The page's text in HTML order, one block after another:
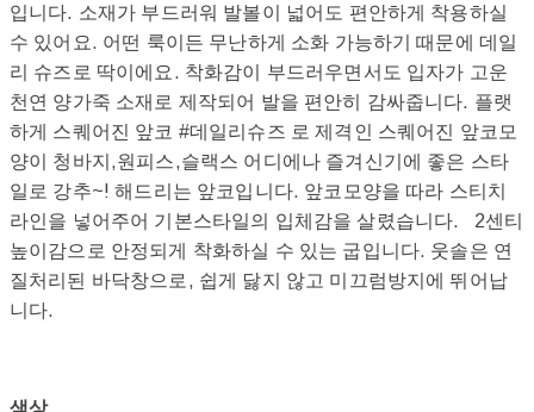
입니다. 소재가 부드러워 발볼이 넓어도 편안하게 착용하실
수 있어요. 어떤 룩이든 무난하게 소화 가능하기 때문에 데일
리 슈즈로 딱이에요. 착화감이 부드러우면서도 입자가 고운
천연 양가죽 소재로 제작되어 발을 편안히 감싸줍니다. 플랫
하게 스퀘어진 앞코 #데일리슈즈 로 제격인 스퀘어진 앞코모
양이 청바지,원피스,슬랙스 어디에나 즐겨신기에 좋은 스타
일로 강추~! 해드리는 앞코입니다. 앞코모양을 따라 스티치
라인을 넣어주어 기본스타일의 입체감을 살렸습니다. 2센티
높이감으로 안정되게 착화하실 수 있는 굽입니다. 웃솔은 연
질처리된 바닥창으로, 쉽게 닳지 않고 미끄럼방지에 뛰어납
니다.
색상